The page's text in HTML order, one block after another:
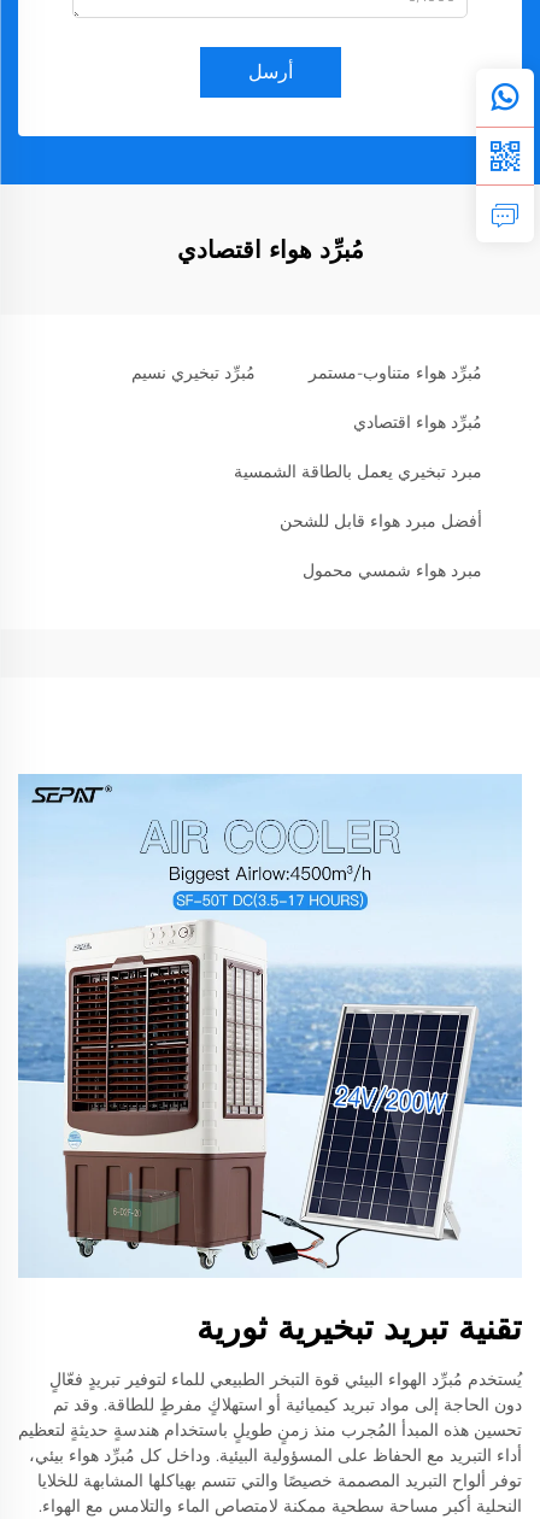
أرسل
مُبرِّد هواء اقتصادي
مُبرِّد هواء متناوب-مستمر مُبرِّد تبخيري نسيم
مُبرِّد هواء اقتصادي
مبرد تبخيري يعمل بالطاقة الشمسية
أفضل مبرد هواء قابل للشحن
مبرد هواء شمسي محمول
تقنية تبريد تبخيرية ثورية
يُستخدم مُبرِّد الهواء البيئي قوة التبخر الطبيعي للماء لتوفير تبريدٍ فعّالٍ
دون الحاجة إلى مواد تبريد كيميائية أو استهلاكٍ مفرطٍ للطاقة. وقد تم
تحسين هذه المبدأ المُجرب منذ زمنٍ طويلٍ باستخدام هندسةٍ حديثةٍ لتعظيم
أداء التبريد مع الحفاظ على المسؤولية البيئية. وداخل كل مُبرِّد هواء بيئي،
توفر ألواح التبريد المصممة خصيصًا والتي تتسم بهياكلها المشابهة للخلايا
النحلية أكبر مساحة سطحية ممكنة لامتصاص الماء والتلامس مع الهواء.